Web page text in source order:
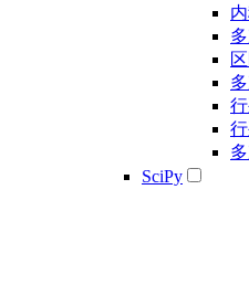
SciPy